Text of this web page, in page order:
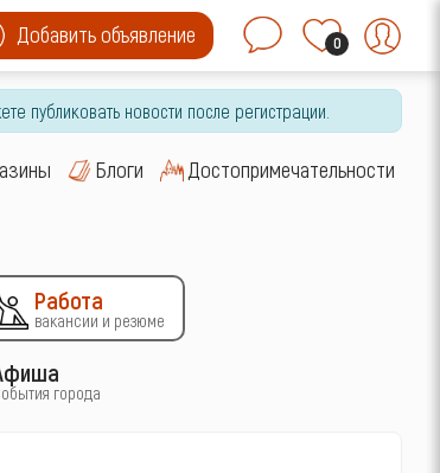
Добавить объявление 0
публиковать новости после регистрации.
Блоги Достопримечательности
Работа
вакансии и резюме
города